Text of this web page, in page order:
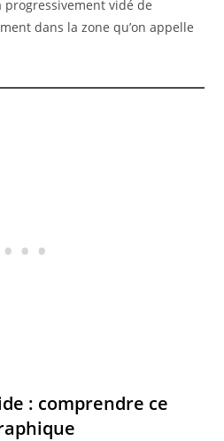
progressivement vidé de
dans la zone qu’on appelle
: comprendre ce